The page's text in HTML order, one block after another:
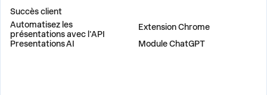
Succès client
Automatisez les
présentations avec l'API
Presentations AI
Extension Chrome
Module ChatGPT